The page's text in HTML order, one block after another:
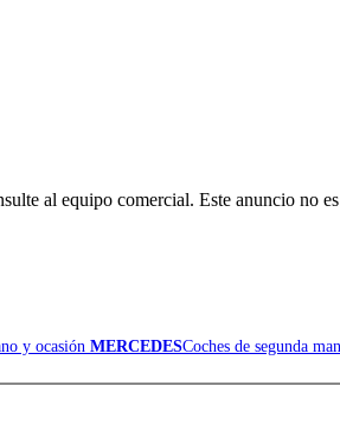
al equipo comercial. Este anuncio no
y ocasión MERCEDESCoches de segunda